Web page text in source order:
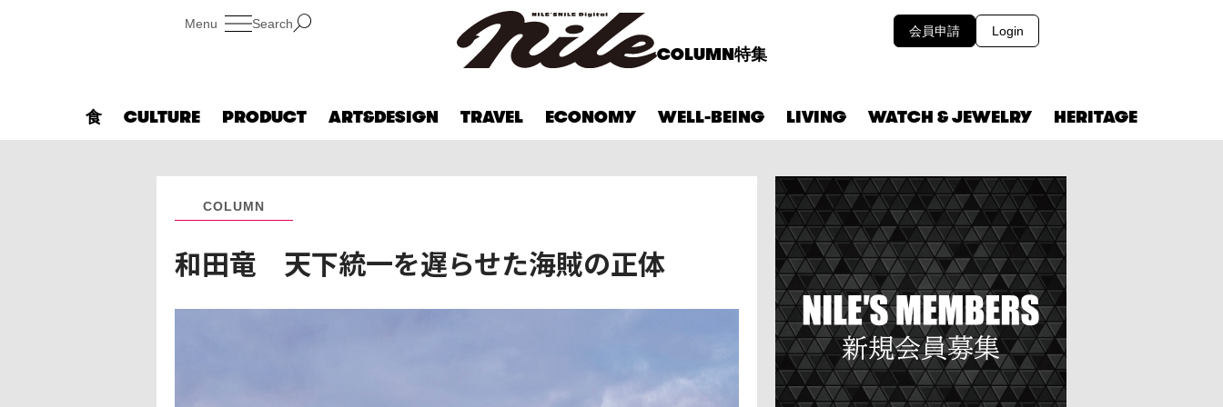
Search
COLUMN特集
会員申請 Login
食 CULTURE PRODUCT ART&DESIGN TRAVEL ECONOMY WELL-BEING LIVING WATCH & JEWELRY HERITAGE
COLUMN
和田竜 天下統一を遅らせた海賊の正体